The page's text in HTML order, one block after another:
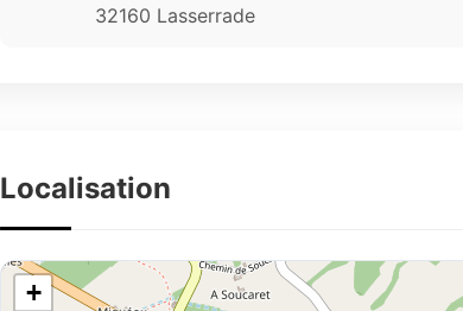
32160 Lasserrade
Localisation
+